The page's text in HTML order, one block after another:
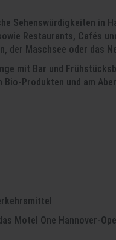
Sehenswürdigkeiten in
Restaurants, Cafés
der Maschsee oder das
mit Bar und
Produkten und am
Motel One Hannover-